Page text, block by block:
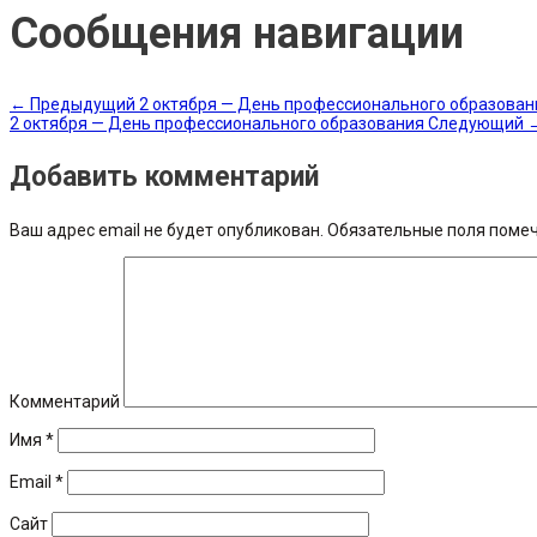
Сообщения навигации
← Предыдущий 2 октября — День профессионального
2 октября — День профессионального образования Следующий
Добавить комментарий
Ваш адрес email не будет опубликован. Обязательные поля
Комментарий
Имя *
Email *
Сайт